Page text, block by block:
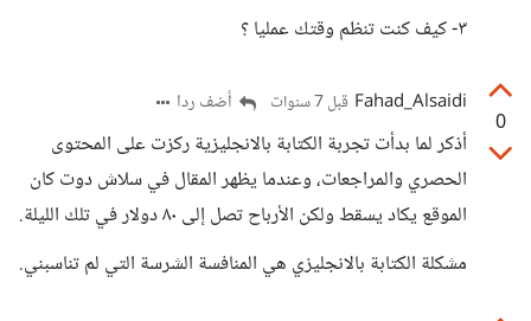
٣- كيف كنت تنظم وقتك عمليا ؟
0
Fahad_Alsaidi قبل 7 سنوات أضف ردا
أذكر لما بدأت تجربة الكتابة بالانجليزية ركزت على المحتوى
الحصري والمراجعات، وعندما يظهر المقال في سلاش دوت كان
الموقع يكاد يسقط ولكن الأرباح تصل إلى ٨٠ دولار في تلك الليلة.
مشكلة الكتابة بالانجليزي هي المنافسة الشرسة التي لم تناسبني.